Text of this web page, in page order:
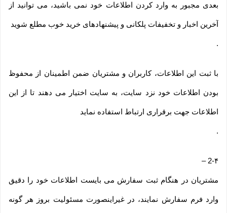
بعدی مجبور به وارد کردن اطلاعات خود نمی باشید، می توانید از
آخرین اخبار و تخفیفات پلکانی و پیشنهادهای خرید خوب مطلع شوید
.
با ثبت این اطلاعات، کاربران و مشتریان ضمن اطمینان از محفوظ
بودن اطلاعات خود نزد سایت، به سایت اختیار می دهند تا از این
اطلاعات جهت برقراری ارتباط استفاده نماید
.
2-۴ –
مشتریان در هنگام ثبت سفارش می بایست اطلاعات خود را دقیق
وارد فرم سفارش نمایند، در غیراینصورت مسئولیت بروز هر گونه